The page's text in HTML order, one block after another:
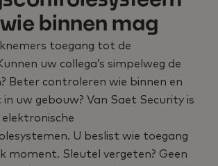
binnen mag
toegang tot de
uw collega’s simpelweg de
Beter controleren wie binnen en
uw gebouw? Van Saet Security is
U beslist wie toegang
moment. Sleutel vergeten? Geen